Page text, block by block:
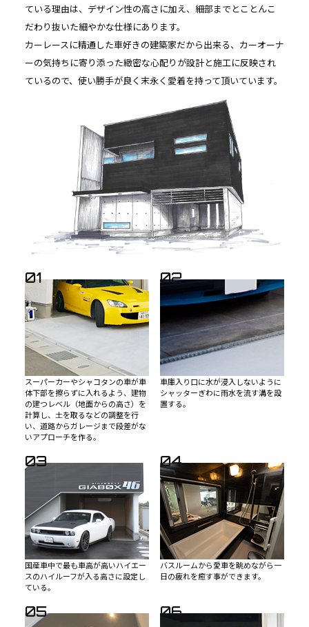
ている理由は、デザイン性の高さに加え、細部までとことんこ
だわり抜いた細やかな仕様にあります。
カーレースに精通した車好きの建築家だから出来る、カーオーナ
ーの気持ちに寄り添った緻密な心配りが設計と施工に反映され
ているので、使い勝手が良く末永く愛着を持って頂いています。
01
スーパーカーやシャコタンの車が車
体下部を擦らずに入れるよう、建物
の建つレベル（地面からの高さ）を
計算し、土を取るなどの調整を行
い、道路からガレージまで段差がな
いアプローチを作る。
02
車庫入り口に水が浸入しないように
シャッターぎわに雨水を流す溝を設
置する。
03
国産車中で最も車高が高いハイエー
スのハイルーフが入る高さに設定し
ている。
04
バスルームから愛車を眺めながら一
日の疲れを癒す事ができます。
05 06